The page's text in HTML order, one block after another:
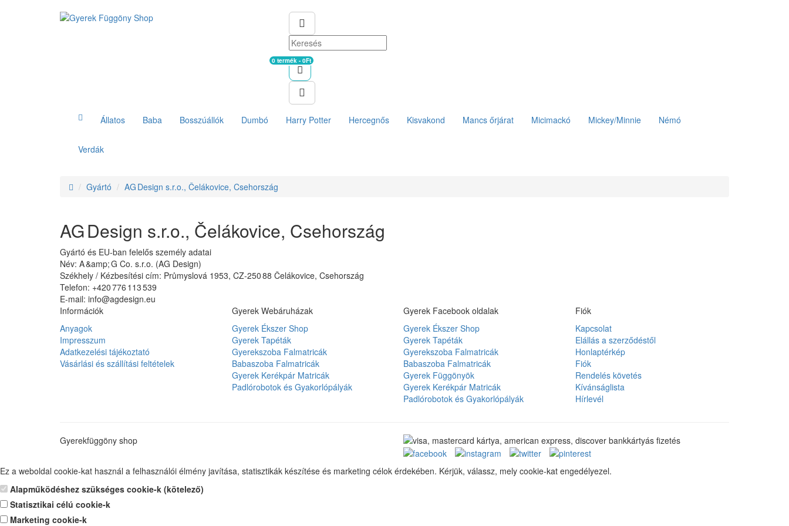
Kosár
0 termék - 0Ft
Állatos Baba Bosszúállók Dumbó Harry Potter Hercegnős Kisvakond Mancs őrjárat Micimackó Mickey/Minnie Némó
Verdák
Gyártó AG Design s.r.o., Čelákovice, Csehország
AG Design s.r.o., Čelákovice, Csehország
Gyártó és EU-ban felelős személy adatai
Név: A &amp; G Co. s.r.o. (AG Design)
Székhely / Kézbesítési cím: Průmyslová 1953, CZ‑250 88 Čelákovice, Csehország
Telefon: +420 776 113 539
E-mail: info@agdesign.eu
Információk
Anyagok
Impresszum
Adatkezelési tájékoztató
Vásárlási és szállítási feltételek
Gyerek Webáruházak
Gyerek Ékszer Shop
Gyerek Tapéták
Gyerekszoba Falmatricák
Babaszoba Falmatricák
Gyerek Kerékpár Matricák
Padlórobotok és Gyakorlópályák
Gyerek Facebook oldalak
Gyerek Ékszer Shop
Gyerek Tapéták
Gyerekszoba Falmatricák
Babaszoba Falmatricák
Gyerek Függönyök
Gyerek Kerékpár Matricák
Padlórobotok és Gyakorlópályák
Fiók
Kapcsolat
Elállás a szerződéstől
Honlaptérkép
Fiók
Rendelés követés
Kívánságlista
Hírlevél
Gyerekfüggöny shop
Ez a weboldal cookie-kat használ a felhasználói élmény javítása, statisztikák készítése és marketing célok érdekében. Kérjük, válassz, mely cookie-kat engedélyezel.
Alapműködéshez szükséges cookie-k (kötelező)
Statisztikai célú cookie-k
Marketing cookie-k